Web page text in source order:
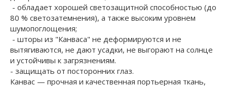
- обладает хорошей светозащитной способностью (до
80 % светозатемнения), а также высоким уровнем
шумопоглощения;
- шторы из "Канваса" не деформируются и не
вытягиваются, не дают усадки, не выгорают на солнце
и устойчивы к загрязнениям.
- защищать от посторонних глаз.
Канвас — прочная и качественная портьерная ткань,